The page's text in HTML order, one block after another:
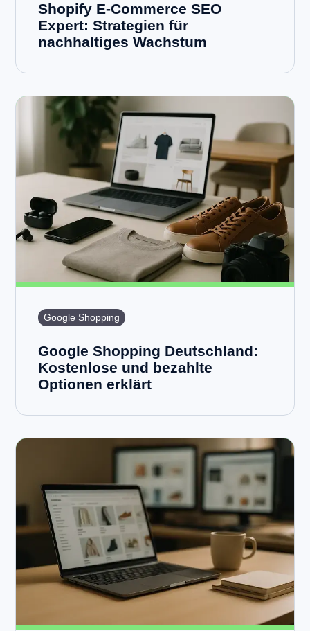
Shopify E-Commerce SEO
Expert: Strategien für
nachhaltiges Wachstum
Google Shopping
Google Shopping Deutschland:
Kostenlose und bezahlte
Optionen erklärt